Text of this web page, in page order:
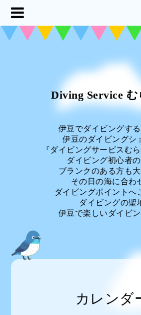
Diving Service
伊豆でダイビングする
伊豆のダイビングシ
『ダイビングサービスむ
ダイビング初心者
ブランクのある方も大
その日の海に合わ
ダイビングポイントへ
ダイビングの聖
伊豆で楽しいダイビン
カレンダ